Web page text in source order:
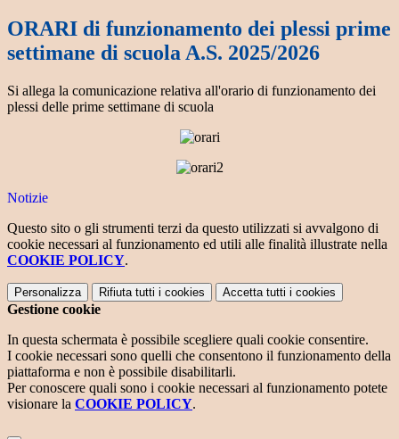
ORARI di funzionamento dei plessi prime
settimane di scuola A.S. 2025/2026
Si allega la comunicazione relativa all'orario di funzionamento dei
plessi delle prime settimane di scuola
Notizie
Questo sito o gli strumenti terzi da questo utilizzati si avvalgono di
cookie necessari al funzionamento ed utili alle finalità illustrate nella
COOKIE POLICY.
Personalizza Rifiuta tutti i cookies Accetta tutti i cookies
Gestione cookie
In questa schermata è possibile scegliere quali cookie consentire.
I cookie necessari sono quelli che consentono il funzionamento della
piattaforma e non è possibile disabilitarli.
Per conoscere quali sono i cookie necessari al funzionamento potete
visionare la COOKIE POLICY.